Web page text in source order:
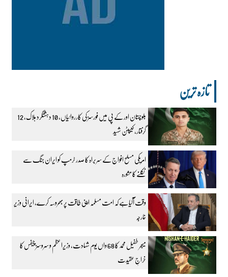
تازہ ترین
بلوچستان اور کے پی میں فورسز کی کارروائیاں، 10 دہشتگرد ہلاک، 12
گرفتار، کیپٹن شہید
امریکی مسلح افواج کے سربراہ کا صدر ٹرمپ کو ایران جنگ سے
نکلنے کا مشورہ
وقت آگیا ہے کہ امت مسلمہ اپنی طاقت پر بھروسہ کرے، ایرانی وزیر
خارجہ
میجر طفیل محمد کا 68 واں یوم شہادت، وزیراعظم و سروسز چیفس کا
خراجِ عقیدت